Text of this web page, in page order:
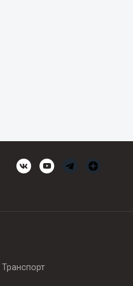
Транспорт